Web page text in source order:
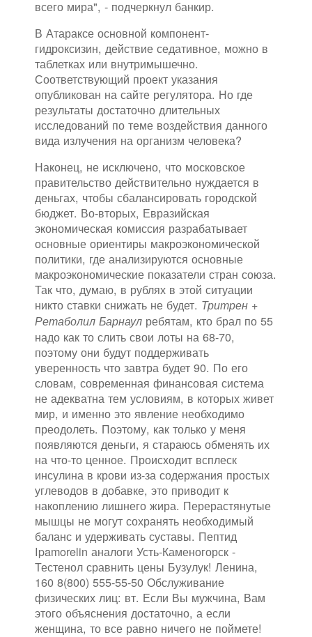
всего мира", - подчеркнул банкир.
В Атараксе основной компонент-
гидроксизин, действие седативное, можно в
таблетках или внутримышечно.
Соответствующий проект указания
опубликован на сайте регулятора. Но где
результаты достаточно длительных
исследований по теме воздействия данного
вида излучения на организм человека?
Наконец, не исключено, что московское
правительство действительно нуждается в
деньгах, чтобы сбалансировать городской
бюджет. Во-вторых, Евразийская
экономическая комиссия разрабатывает
основные ориентиры макроэкономической
политики, где анализируются основные
макроэкономические показатели стран союза.
Так что, думаю, в рублях в этой ситуации
никто ставки снижать не будет. Тритрен +
Ретаболил Барнаул ребятам, кто брал по 55
надо как то слить свои лоты на 68-70,
поэтому они будут поддерживать
уверенность что завтра будет 90. По его
словам, современная финансовая система
не адекватна тем условиям, в которых живет
мир, и именно это явление необходимо
преодолеть. Поэтому, как только у меня
появляются деньги, я стараюсь обменять их
на что-то ценное. Происходит всплеск
инсулина в крови из-за содержания простых
углеводов в добавке, это приводит к
накоплению лишнего жира. Перерастянутые
мышцы не могут сохранять необходимый
баланс и удерживать суставы. Пептид
Ipamorelin аналоги Усть-Каменогорск -
Тестенол сравнить цены Бузулук! Ленина,
160 8(800) 555-55-50 Обслуживание
физических лиц: вт. Если Вы мужчина, Вам
этого объяснения достаточно, а если
женщина, то все равно ничего не поймете!